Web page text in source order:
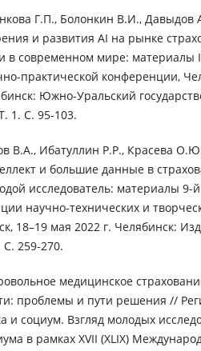
Г.П., Болонкин В.И., Давыдов
и развития AI на рынке
в современном мире: материалы
практической конференции,
Южно-Уральский
1. С. 95-103.
В.А., Ибатуллин Р.Р., Красева
и большие данные в
исследователь: материалы 9-
научно-технических и
18–19 мая 2022 г. Челябинск:
259-270.
медицинское
проблемы и пути решения //
и социум. Взгляд молодых
в рамках XVII (XLIX)